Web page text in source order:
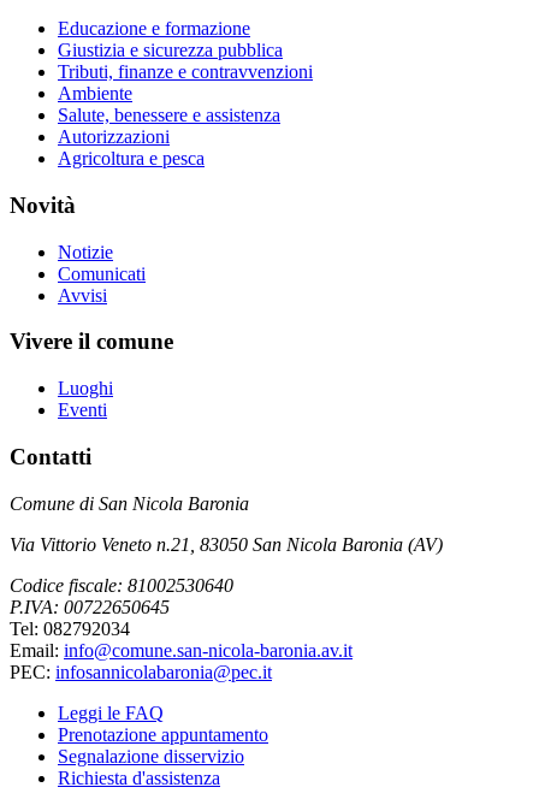
Educazione e formazione
Giustizia e sicurezza pubblica
Tributi, finanze e contravvenzioni
Ambiente
Salute, benessere e assistenza
Autorizzazioni
Agricoltura e pesca
Novità
Notizie
Comunicati
Avvisi
Vivere il comune
Luoghi
Eventi
Contatti
Comune di San Nicola Baronia
Via Vittorio Veneto n.21, 83050 San Nicola Baronia (AV)
Codice fiscale: 81002530640
P.IVA: 00722650645
Tel: 082792034
Email: info@comune.san-nicola-baronia.av.it
PEC: infosannicolabaronia@pec.it
Leggi le FAQ
Prenotazione appuntamento
Segnalazione disservizio
Richiesta d'assistenza